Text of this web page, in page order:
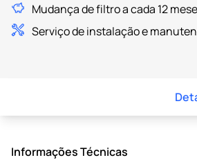
Mudança de filtro a cada 12
Serviço de instalação e
Informações Técnicas